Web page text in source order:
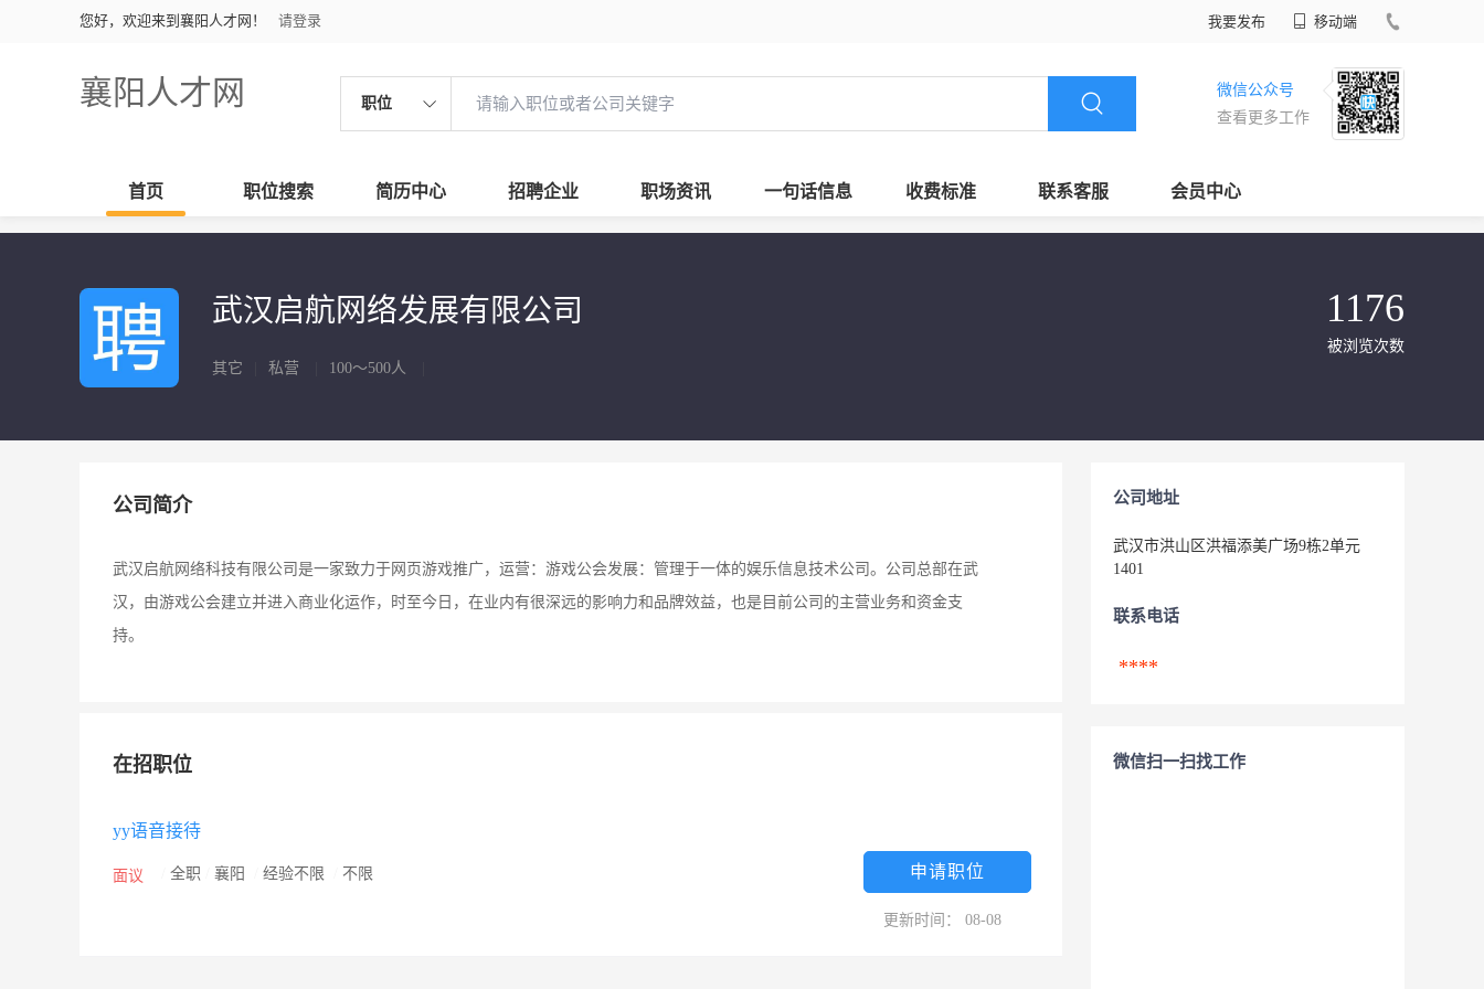
您好，欢迎来到襄阳人才网！ 请登录 我要发布 移动端
襄阳人才网 职位
微信公众号
查看更多工作
首页 职位搜索 简历中心 招聘企业 职场资讯 一句话信息 收费标准 联系客服 会员中心
武汉启航网络发展有限公司
其它 私营 100～500人
1176
被浏览次数
公司简介
武汉启航网络科技有限公司是一家致力于网页游戏推广，运营：游戏公会发展：管理于一体的娱乐信息技术公司。公司总部在武
汉，由游戏公会建立并进入商业化运作，时至今日，在业内有很深远的影响力和品牌效益，也是目前公司的主营业务和资金支
持。
在招职位
yy语音接待
面议 全职 襄阳 经验不限 不限 申请职位
更新时间： 08-08
公司地址
武汉市洪山区洪福添美广场9栋2单元
1401
联系电话
****
微信扫一扫找工作